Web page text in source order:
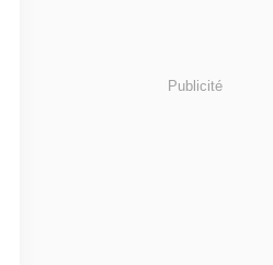
Publicité